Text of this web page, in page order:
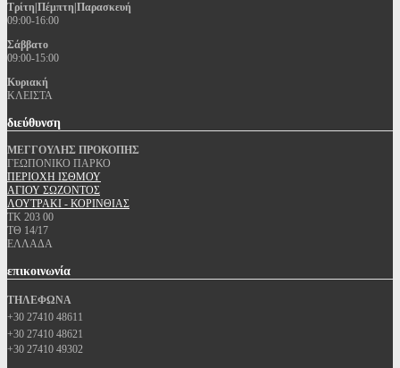
Τρίτη|Πέμπτη|Παρασκευή
09:00-16:00
Σάββατο
09:00-15:00
Κυριακή
ΚΛΕΙΣΤΑ
διεύθυνση
ΜΕΓΓΟΥΛΗΣ ΠΡΟΚΟΠΗΣ
ΓΕΩΠΟΝΙΚΟ ΠΑΡΚΟ
ΠΕΡΙΟΧΗ ΙΣΘΜΟΥ
ΑΓΙΟΥ ΣΩΖΟΝΤΟΣ
ΛΟΥΤΡΑΚΙ - ΚΟΡΙΝΘΙΑΣ
ΤΚ 203 00
ΤΘ 14/17
ΕΛΛΑΔΑ
επικοινωνία
ΤΗΛΕΦΩΝΑ
+30 27410 48611
+30 27410 48621
+30 27410 49302